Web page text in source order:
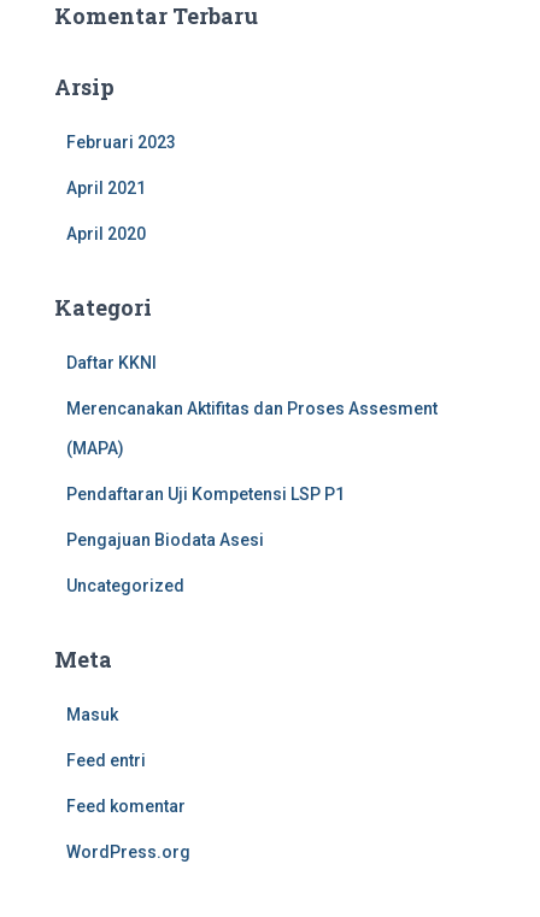
Komentar Terbaru
Arsip
Februari 2023
April 2021
April 2020
Kategori
Daftar KKNI
Merencanakan Aktifitas dan Proses Assesment
(MAPA)
Pendaftaran Uji Kompetensi LSP P1
Pengajuan Biodata Asesi
Uncategorized
Meta
Masuk
Feed entri
Feed komentar
WordPress.org